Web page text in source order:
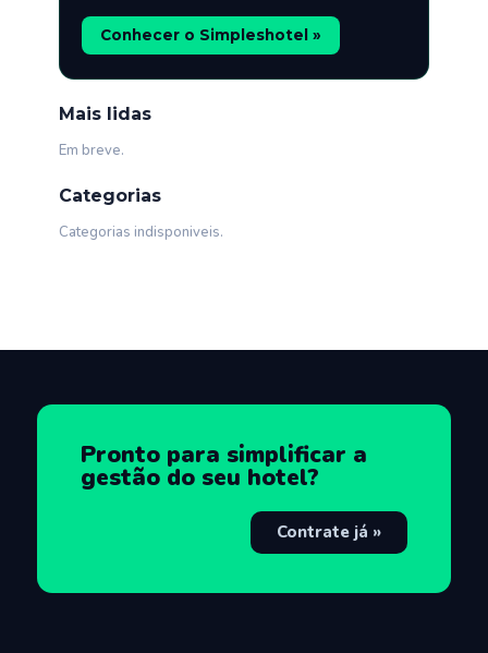
Conhecer o Simpleshotel »
Mais lidas
Em breve.
Categorias
Categorias indisponiveis.
Pronto para simplificar a
gestão do seu hotel?
Contrate já »